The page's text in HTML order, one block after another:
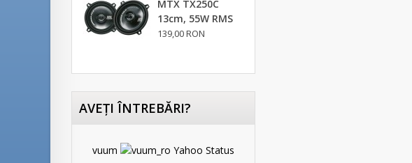
MTX TX250C
13cm, 55W RMS
139,00 RON
AVEŢI ÎNTREBĂRI?
vuum